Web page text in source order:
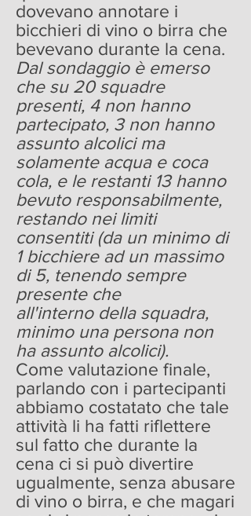
dovevano annotare i
bicchieri di vino o birra che
bevevano durante la cena.
Dal sondaggio è emerso
che su 20 squadre
presenti, 4 non hanno
partecipato, 3 non hanno
assunto alcolici ma
solamente acqua e coca
cola, e le restanti 13 hanno
bevuto responsabilmente,
restando nei limiti
consentiti (da un minimo di
1 bicchiere ad un massimo
di 5, tenendo sempre
presente che
all'interno della squadra,
minimo una persona non
ha assunto alcolici).
Come valutazione finale,
parlando con i partecipanti
abbiamo costatato che tale
attività li ha fatti riflettere
sul fatto che durante la
cena ci si può divertire
ugualmente, senza abusare
di vino o birra, e che magari